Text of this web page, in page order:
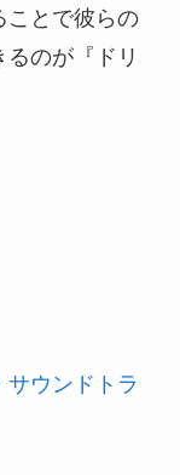
ことで彼らの
のが『ドリ
サウンドトラ